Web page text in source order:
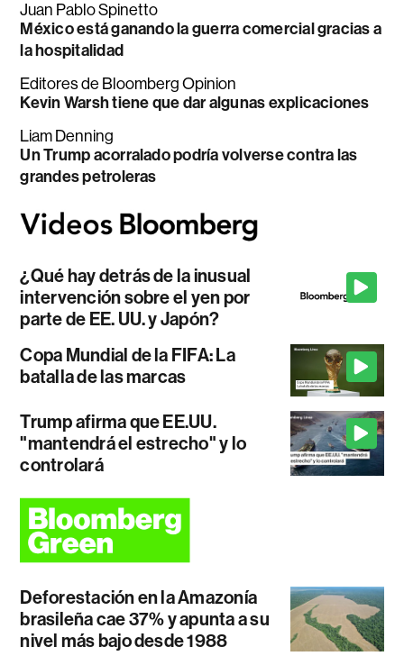
Juan Pablo Spinetto
México está ganando la guerra comercial gracias a
la hospitalidad
Editores de Bloomberg Opinion
Kevin Warsh tiene que dar algunas explicaciones
Liam Denning
Un Trump acorralado podría volverse contra las
grandes petroleras
¿Qué hay detrás de la inusual
intervención sobre el yen por
parte de EE. UU. y Japón?
Copa Mundial de la FIFA: La
batalla de las marcas
Trump afirma que EE.UU.
"mantendrá el estrecho" y lo
controlará
Deforestación en la Amazonía
brasileña cae 37% y apunta a su
nivel más bajo desde 1988